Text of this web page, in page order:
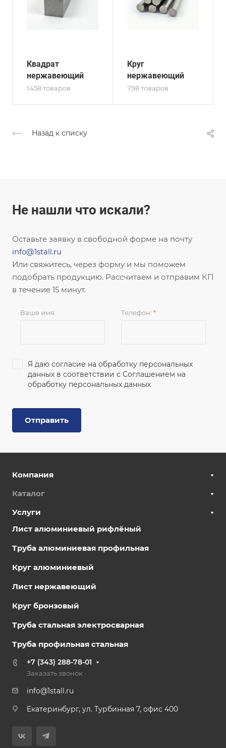
Квадрат
нержавеющий
1458 товаров
Круг
нержавеющий
798 товаров
Назад к списку
Не нашли что искали?
Оставьте заявку в свободной форме на почту
info@1stall.ru
Или свяжитесь, через форму и мы поможем
подобрать продукцию. Рассчитаем и отправим КП
в течение 15 минут.
Ваше имя: Телефон: *
Я даю согласие на обработку персональных
данных в соответствии с Соглашением на
обработку персональных данных
Отправить
Компания
Каталог
Услуги
Лист алюминиевый рифлёный
Труба алюминиевая профильная
Круг алюминиевый
Лист нержавеющий
Круг бронзовый
Труба стальная электросварная
Труба профильная стальная
+7 (343) 288-78-01
Заказать звонок
info@1stall.ru
Екатеринбург, ул. Турбинная 7, офис 400